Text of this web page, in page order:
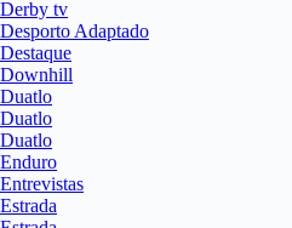
Derby tv
Desporto Adaptado
Destaque
Downhill
Duatlo
Duatlo
Duatlo
Enduro
Entrevistas
Estrada